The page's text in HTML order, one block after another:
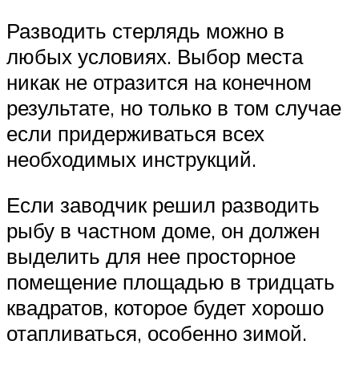
Разводить стерлядь можно в
любых условиях. Выбор места
никак не отразится на конечном
результате, но только в том случае
если придерживаться всех
необходимых инструкций.
Если заводчик решил разводить
рыбу в частном доме, он должен
выделить для нее просторное
помещение площадью в тридцать
квадратов, которое будет хорошо
отапливаться, особенно зимой.